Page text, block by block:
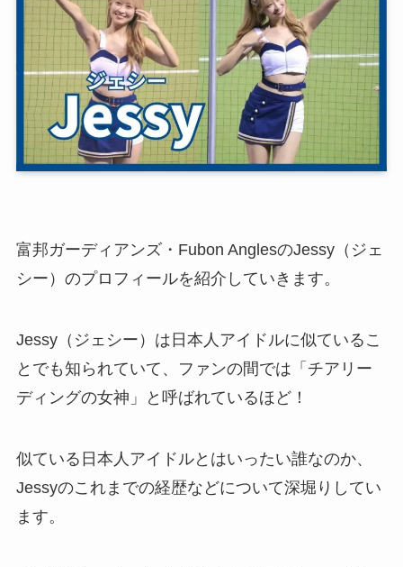
富邦ガーディアンズ・ Fubon AnglesのJessy（ジェ
シー）のプロフィールを紹介 していきます。
Jessy（ジェシー）は日本人アイドルに似ているこ
とでも知られていて、
ファンの間では「チアリー
ディングの女神」と呼ばれているほど！
似ている日本人アイドルとはいったい誰なのか、
Jessyのこれまでの経歴などについて深堀りしてい
ます。